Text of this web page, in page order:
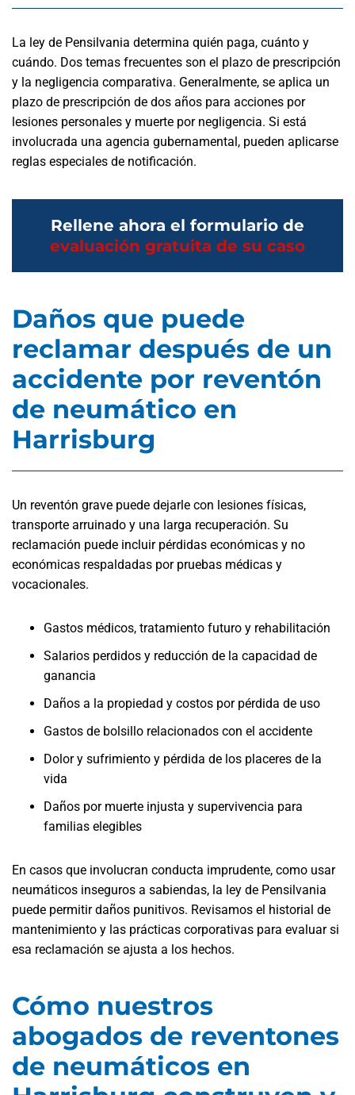
La ley de Pensilvania determina quién paga, cuánto y
cuándo. Dos temas frecuentes son el plazo de prescripción
y la negligencia comparativa. Generalmente, se aplica un
plazo de prescripción de dos años para acciones por
lesiones personales y muerte por negligencia. Si está
involucrada una agencia gubernamental, pueden aplicarse
reglas especiales de notificación.
Rellene ahora el formulario de
evaluación gratuita de su caso
Daños que puede
reclamar después de un
accidente por reventón
de neumático en
Harrisburg
Un reventón grave puede dejarle con lesiones físicas,
transporte arruinado y una larga recuperación. Su
reclamación puede incluir pérdidas económicas y no
económicas respaldadas por pruebas médicas y
vocacionales.
Gastos médicos, tratamiento futuro y rehabilitación
Salarios perdidos y reducción de la capacidad de
ganancia
Daños a la propiedad y costos por pérdida de uso
Gastos de bolsillo relacionados con el accidente
Dolor y sufrimiento y pérdida de los placeres de la
vida
Daños por muerte injusta y supervivencia para
familias elegibles
En casos que involucran conducta imprudente, como usar
neumáticos inseguros a sabiendas, la ley de Pensilvania
puede permitir daños punitivos. Revisamos el historial de
mantenimiento y las prácticas corporativas para evaluar si
esa reclamación se ajusta a los hechos.
Cómo nuestros
abogados de reventones
de neumáticos en